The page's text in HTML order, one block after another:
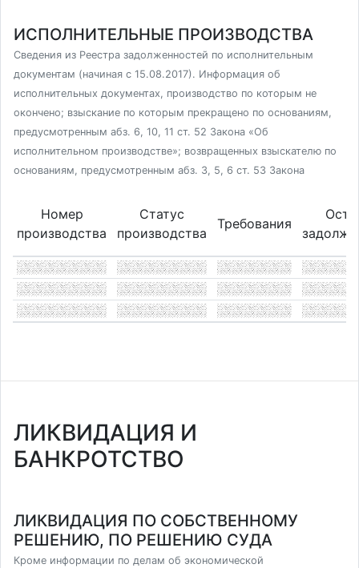
ИСПОЛНИТЕЛЬНЫЕ ПРОИЗВОДСТВА
Сведения из Реестра задолженностей по исполнительным
документам (начиная с 15.08.2017). Информация об
исполнительных документах, производство по которым не
окончено; взыскание по которым прекращено по основаниям,
предусмотренным абз. 6, 10, 11 ст. 52 Закона «Об
исполнительном производстве»; возвращенных взыскателю по
основаниям, предусмотренным абз. 3, 5, 6 ст. 53 Закона
Номер
производства
Статус
производства
Требования
ЛИКВИДАЦИЯ И
БАНКРОТСТВО
ЛИКВИДАЦИЯ ПО СОБСТВЕННОМУ
РЕШЕНИЮ, ПО РЕШЕНИЮ СУДА
Кроме информации по делам об экономической